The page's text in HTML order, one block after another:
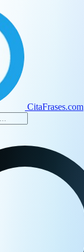
CitaFrases.com